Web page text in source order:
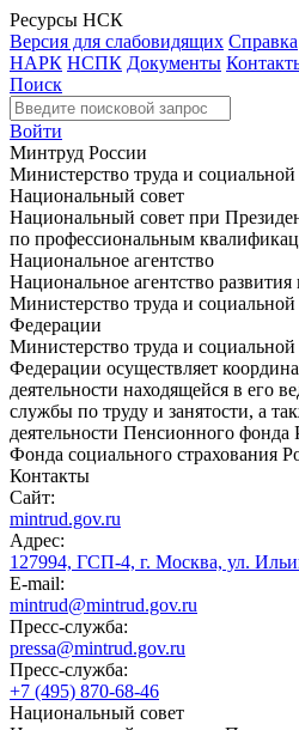
Ресурсы НСК
Версия для слабовидящих Справка
НАРК НСПК Документы
Поиск
Войти
Минтруд России
Министерство труда и
Национальный совет
Национальный совет при
по профессиональным
Национальное агентство
Национальное агентство
Министерство труда и
Федерации
Министерство труда и
Федерации осуществляет
деятельности находящейся в его
службы по труду и занятости, а
деятельности Пенсионного
Фонда социального страхования
Контакты
Сайт:
mintrud.gov.ru
Адрес:
127994, ГСП-4, г. Москва, ул.
E-mail:
mintrud@mintrud.gov.ru
Пресс-служба:
pressa@mintrud.gov.ru
Пресс-служба:
+7 (495) 870-68-46
Национальный совет